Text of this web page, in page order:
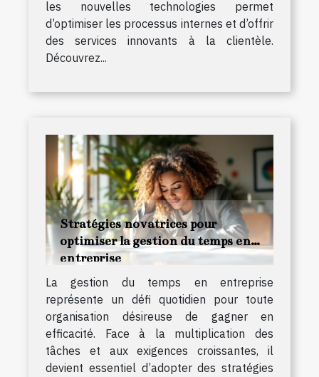
les nouvelles technologies permet
d’optimiser les processus internes et d’offrir
des services innovants à la clientèle.
Découvrez...
Stratégies novatrices pour
optimiser la gestion du temps en
entreprise
La gestion du temps en entreprise
représente un défi quotidien pour toute
organisation désireuse de gagner en
efficacité. Face à la multiplication des
tâches et aux exigences croissantes, il
devient essentiel d’adopter des stratégies